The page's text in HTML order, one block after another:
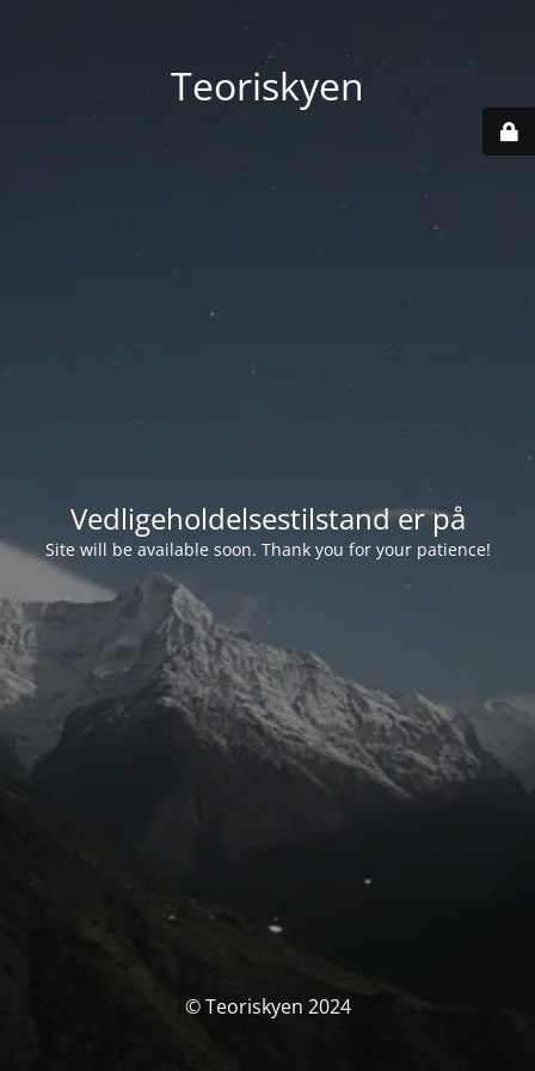
Teoriskyen
Vedligeholdelsestilstand er på
Site will be available soon. Thank you for your patience!
© Teoriskyen 2024